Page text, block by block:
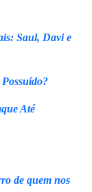
Saul, Davi e
Até
de quem nos